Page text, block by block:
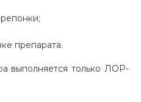
препарата.
выполняется только ЛОР-